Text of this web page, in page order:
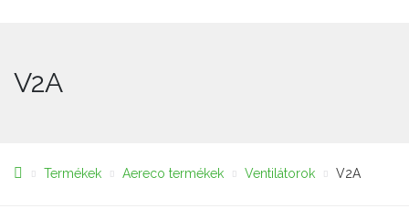
V2A
Termékek Aereco termékek Ventilátorok V2A